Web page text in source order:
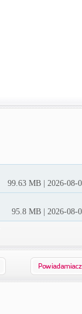
99.63 MB | 2026-08-
95.8 MB | 2026-08-